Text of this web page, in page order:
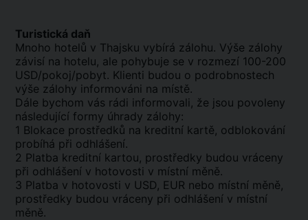
Turistická daň
Mnoho hotelů v Thajsku vybírá zálohu. Výše zálohy
závisí na hotelu, ale pohybuje se v rozmezí 100-200
USD/pokoj/pobyt. Klienti budou o podrobnostech
výše zálohy informováni na místě.
Dále bychom vás rádi informovali, že jsou povoleny
následující formy úhrady zálohy:
1 Blokace prostředků na kreditní kartě, odblokování
probíhá při odhlášení.
2 Platba kreditní kartou, prostředky budou vráceny
při odhlášení v hotovosti v místní měně.
3 Platba v hotovosti v USD, EUR nebo místní měně,
prostředky budou vráceny při odhlášení v místní
měně.